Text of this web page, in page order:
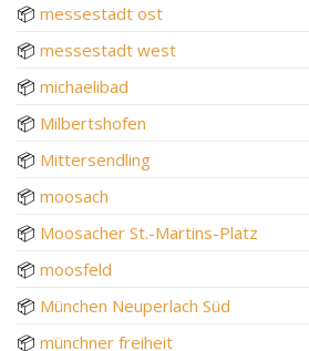
📦 messestadt ost
📦 messestadt west
📦 michaelibad
📦 Milbertshofen
📦 Mittersendling
📦 moosach
📦 Moosacher St.-Martins-Platz
📦 moosfeld
📦 München Neuperlach Süd
📦 münchner freiheit